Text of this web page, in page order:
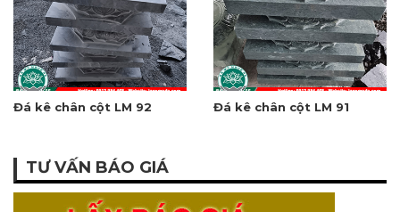
Đá kê chân cột LM 92 Đá kê chân cột LM 91
TƯ VẤN BÁO GIÁ